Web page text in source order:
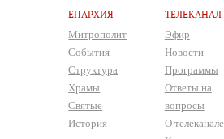
ЕПАРХИЯ
Митрополит
События
Структура
Храмы
Святые
История
ТЕЛЕКАНАЛ
Эфир
Новости
Программы
Ответы на
вопросы
О телеканале